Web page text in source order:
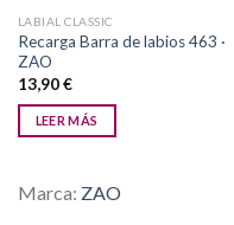
LABIAL CLASSIC
Recarga Barra de labios 463 ·
ZAO
13,90€
LEER MÁS
Marca: ZAO